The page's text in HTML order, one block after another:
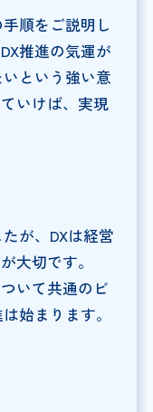
順をご説明し
推進の気運が
という強い意
いけば、実現
が、DXは経営
大切です。
いて共通のビ
始まります。